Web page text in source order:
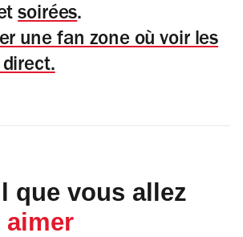
soirées.
une fan zone où voir les
que vous allez
aimer